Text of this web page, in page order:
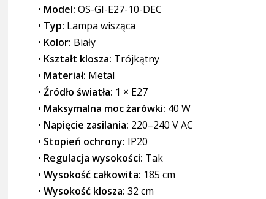
• Model: OS-GI-E27-10-DEC
• Typ: Lampa wisząca
• Kolor: Biały
• Kształt klosza: Trójkątny
• Materiał: Metal
•Źródło światła: 1 × E27
• Maksymalna moc żarówki: 40 W
• Napięcie zasilania: 220–240 V AC
• Stopień ochrony: IP20
• Regulacja wysokości: Tak
•Wysokość całkowita: 185 cm
•Wysokość klosza: 32 cm